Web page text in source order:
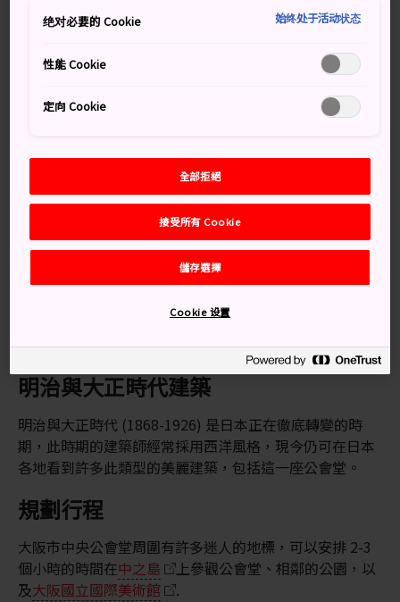
關鍵字 地圖
日本 20 世紀初期的美麗古蹟
大阪市中央公會堂建於明治時代結束不久之後的 1918
建築物周圍的小徑，欣賞美麗的紅磚外牆和周圍的綠色植
搭乘地鐵前往大阪市中央公會堂。
從梅田站搭乘御堂筋線，一站即能到達淀屋橋站。出站後
往北走，大阪市中央公會堂的橙色新文藝復興式建築很快
就會映入眼簾。
明治與大正時代建築
明治與大正時代 (1868-1926) 是日本正在徹底轉變的時
期，此時期的建築師經常採用西洋風格，現今仍可在日本
各地看到許多此類型的美麗建築，包括這一座公會堂。
規劃行程
大阪市中央公會堂周圍有許多迷人的地標，可以安排 2-3
個小時的時間在中之島
上參觀公會堂、相鄰的公園，以
及大阪國立國際美術館 .
绝对必要的 Cookie 始终处于活动状态
性能 Cookie
定向 Cookie
全部拒絕
接受所有 Cookie
儲存選擇
Cookie 设置